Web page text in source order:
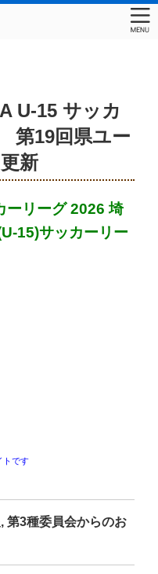
U-15 サッカ
第19回県ユー
新
ーリーグ 2026 埼
15)サッカーリー
トです
, 第3種委員会からのお